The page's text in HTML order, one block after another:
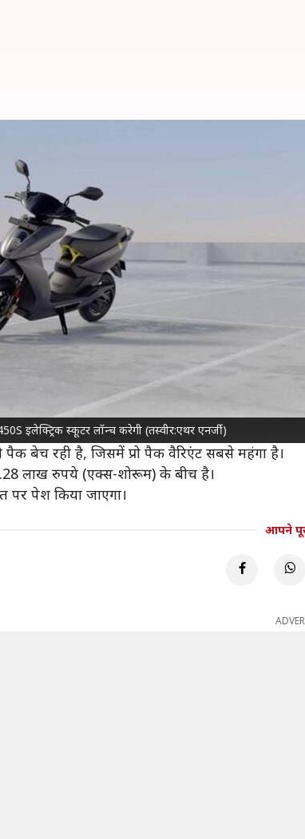
इलेक्ट्रिक स्कूटर लॉन्च करेगी (तस्वीर:एथर एनर्जी)
450S इलेक्ट्रिक स्कूटर,
एनर्जीभारत में अपने पोर्टफोलियो के विस्तार करने
450Xइलेक्ट्रिक स्कूटरका 450S वेरिएंट लॉन्च
में मौजूदा मॉडल से कम फीचर होंगे, लिहाजा इसकी
पार्किंग असिस्ट, राइडिंग मोड्स, फास्ट चार्जिंग और
जो सिंगल चार्ज में 146 किलोमीटर की रेंज देने में सक्षम
पैक बेच रही है, जिसमें प्रो पैक वैरिएंट सबसे महंगा है।
लाख रुपये (एक्स-शोरूम) के बीच है।
पर पेश किया जाएगा।
आपने